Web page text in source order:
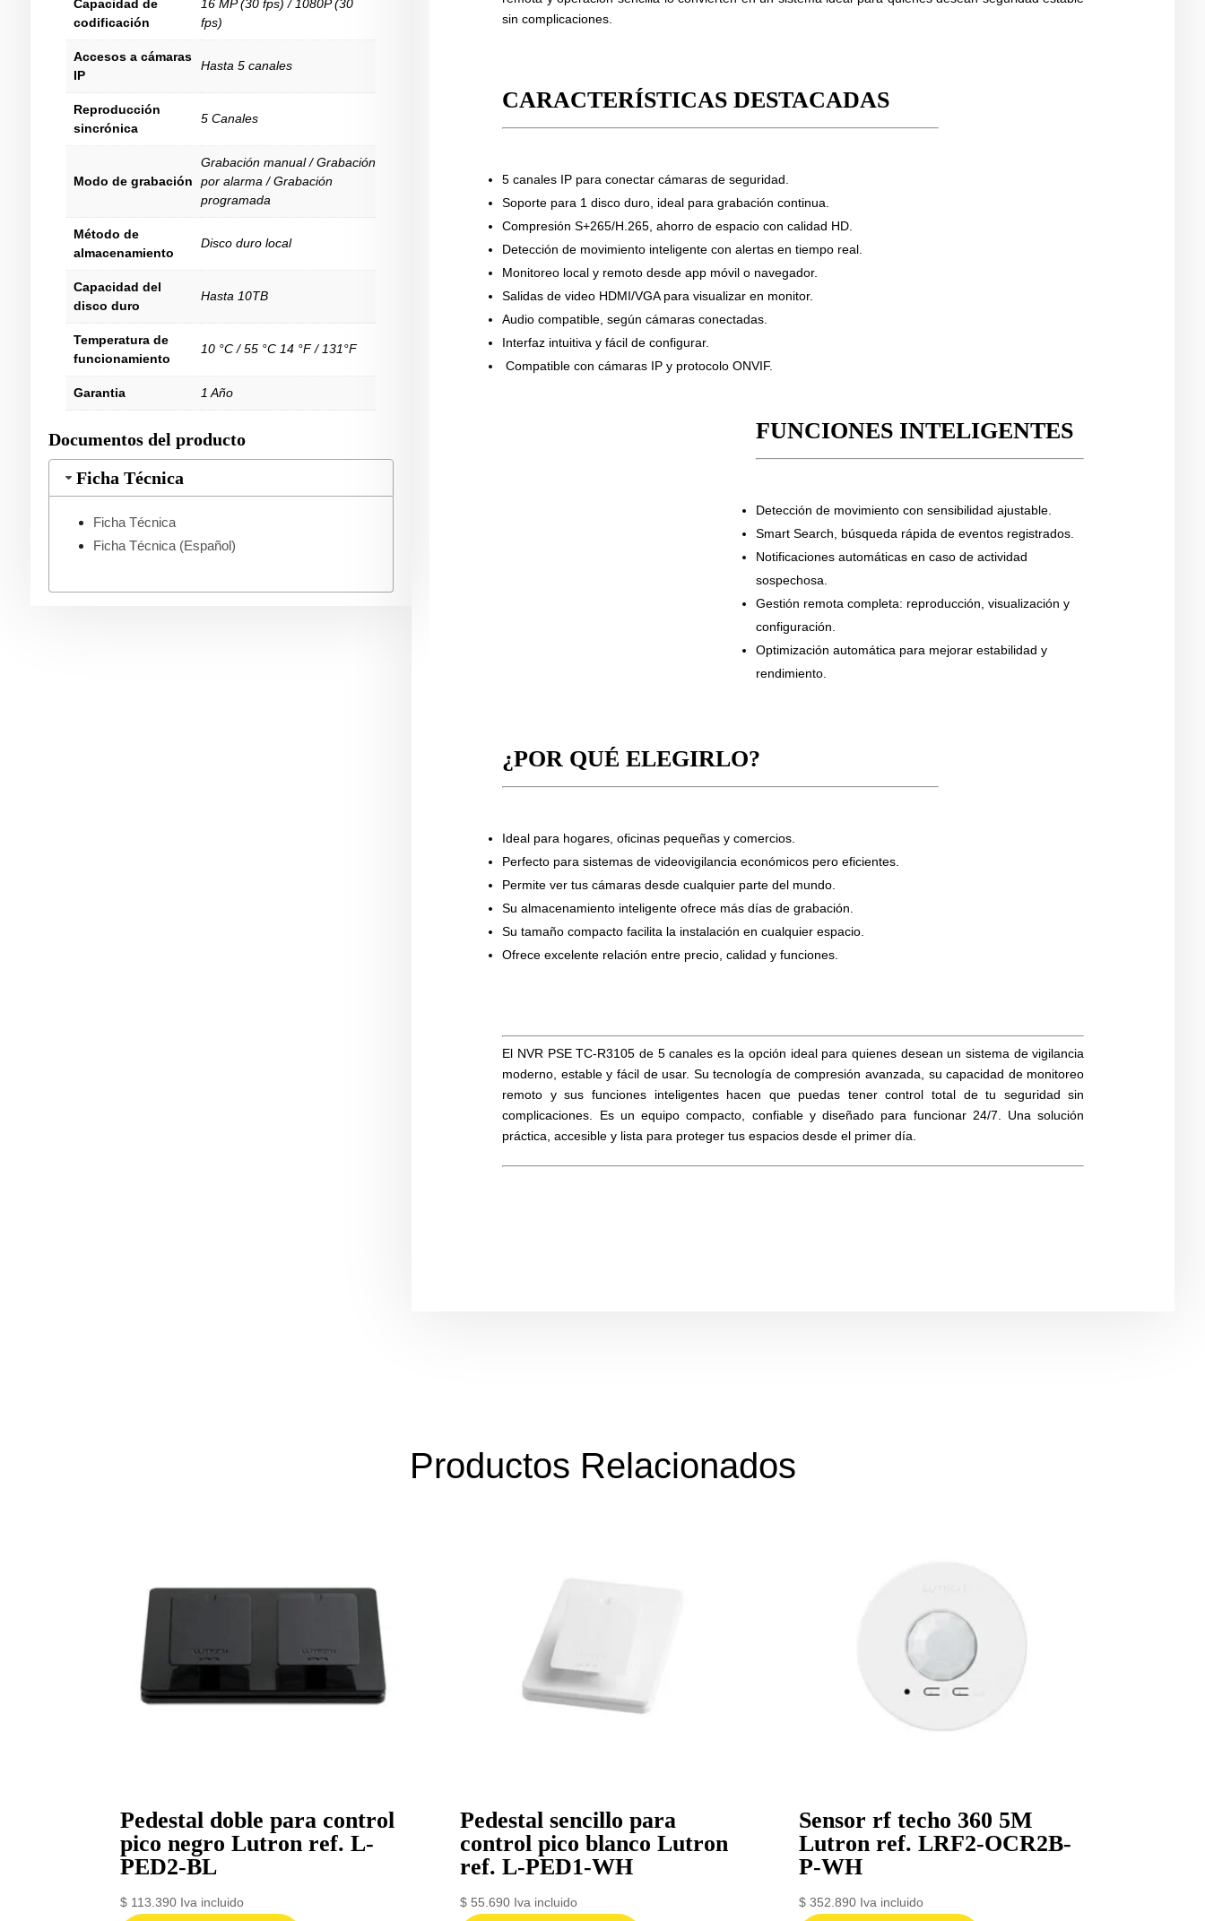
Capacidad de
codificación
16 MP (30 fps) / 1080P (30
fps)
Accesos a cámaras
IP
Hasta 5 canales
Reproducción
sincrónica
5 Canales
Modo de grabación
Grabación manual / Grabación
por alarma / Grabación
programada
Método de
almacenamiento
Disco duro local
Capacidad del
disco duro
Hasta 10TB
Temperatura de
funcionamiento
10 °C / 55 °C 14 °F / 131°F
Garantia 1 Año
Documentos del producto
Ficha Técnica
Ficha Técnica
Ficha Técnica (Español)
sin complicaciones.
CARACTERÍSTICAS DESTACADAS
5 canales IP para conectar cámaras de seguridad.
Soporte para 1 disco duro, ideal para grabación continua.
Compresión S+265/H.265, ahorro de espacio con calidad HD.
Detección de movimiento inteligente con alertas en tiempo real.
Monitoreo local y remoto desde app móvil o navegador.
Salidas de video HDMI/VGA para visualizar en monitor.
Audio compatible, según cámaras conectadas.
Interfaz intuitiva y fácil de configurar.
Compatible con cámaras IP y protocolo ONVIF.
FUNCIONES INTELIGENTES
Detección de movimiento con sensibilidad ajustable.
Smart Search, búsqueda rápida de eventos registrados.
Notificaciones automáticas en caso de actividad
sospechosa.
Gestión remota completa: reproducción, visualización y
configuración.
Optimización automática para mejorar estabilidad y
rendimiento.
¿POR QUÉ ELEGIRLO?
Ideal para hogares, oficinas pequeñas y comercios.
Perfecto para sistemas de videovigilancia económicos pero eficientes.
Permite ver tus cámaras desde cualquier parte del mundo.
Su almacenamiento inteligente ofrece más días de grabación.
Su tamaño compacto facilita la instalación en cualquier espacio.
Ofrece excelente relación entre precio, calidad y funciones.
El NVR PSE TC-R3105 de 5 canales es la opción ideal para quienes desean un sistema de vigilancia
moderno, estable y fácil de usar. Su tecnología de compresión avanzada, su capacidad de monitoreo
remoto y sus funciones inteligentes hacen que puedas tener control total de tu seguridad sin
complicaciones. Es un equipo compacto, confiable y diseñado para funcionar 24/7. Una solución
práctica, accesible y lista para proteger tus espacios desde el primer día.
Productos Relacionados
Pedestal doble para control
pico negro Lutron ref. L-
PED2-BL
$ 113.390 Iva incluido
Pedestal sencillo para
control pico blanco Lutron
ref. L-PED1-WH
$55.690 Iva incluido
Sensor rf techo 360 5M
Lutron ref. LRF2-OCR2B-
P-WH
$352.890 Iva incluido